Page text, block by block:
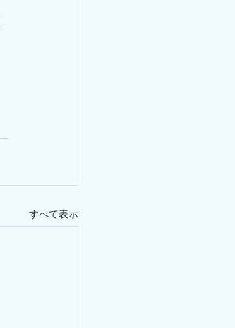
すべて表示